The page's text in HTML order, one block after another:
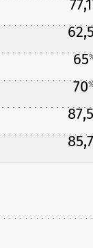
77,1
62,5
65
70%
87,5
85,7